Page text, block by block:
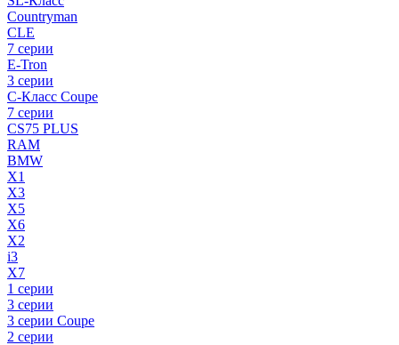
Countryman
CLE
7 серии
E-Tron
3 серии
C-Класс Coupe
7 серии
CS75 PLUS
RAM
BMW
X1
X3
X5
X6
X2
i3
X7
1 серии
3 серии
3 серии Coupe
2 серии